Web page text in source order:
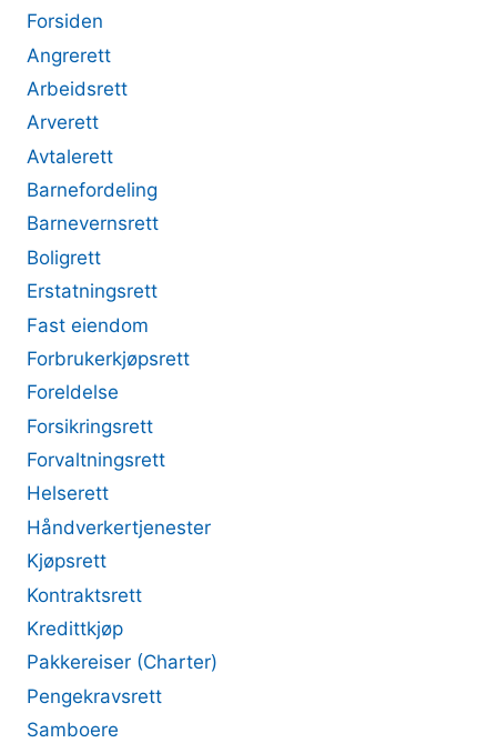
Forsiden
Angrerett
Arbeidsrett
Arverett
Avtalerett
Barnefordeling
Barnevernsrett
Boligrett
Erstatningsrett
Fast eiendom
Forbrukerkjøpsrett
Foreldelse
Forsikringsrett
Forvaltningsrett
Helserett
Håndverkertjenester
Kjøpsrett
Kontraktsrett
Kredittkjøp
Pakkereiser (Charter)
Pengekravsrett
Samboere